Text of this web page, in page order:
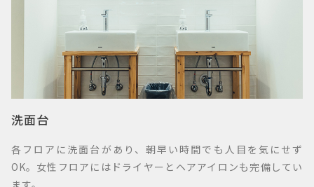
洗面台
各フロアに洗面台があり、朝早い時間でも人目を気にせず
OK。女性フロアにはドライヤーとヘアアイロンも完備してい